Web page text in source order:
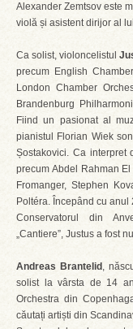
Alexander Zemtsov este
violă și asistent dirijor al
Ca solist, violoncelistul
precum English
London Chamber
Brandenburg
Fiind un pasionat al
pianistul Florian Wiek
Șostakovici. Ca interpret
precum Abdel Rahman
Fromanger, Stephen
Poltéra. Începând cu
Conservatorul din
„Cantiere”, Justus a fost
Andreas Brantelid ,
solist la vârsta de 14
Orchestra din
căutați artiști din